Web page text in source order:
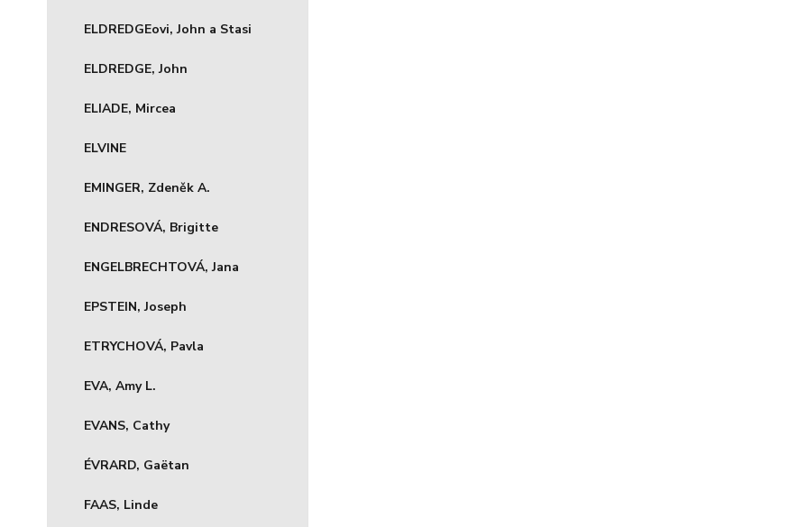
ELDREDGEovi, John a Stasi
ELDREDGE, John
ELIADE, Mircea
ELVINE
EMINGER, Zdeněk A.
ENDRESOVÁ, Brigitte
ENGELBRECHTOVÁ, Jana
EPSTEIN, Joseph
ETRYCHOVÁ, Pavla
EVA, Amy L.
EVANS, Cathy
ÉVRARD, Gaëtan
FAAS, Linde